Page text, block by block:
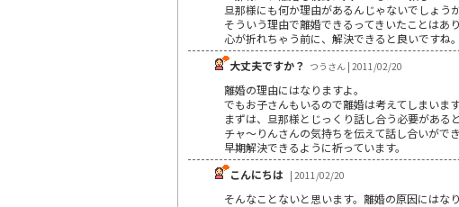
旦那様にも何か理由があるんじゃないでしょうか
そういう理由で離婚できるってきいたことはあり
心が折れちゃう前に、解決できると良いですね。
大丈夫ですか？ つうさん | 2011/02/20
離婚の理由にはなりますよ。
でもお子さんもいるので離婚は考えてしまいます
まずは、旦那様とじっくり話し合う必要があると
チャ～りんさんの気持ちを伝えて話し合いがで
早期解決できるように祈っています。
こんにちは | 2011/02/20
そんなことないと思います。離婚の原因にはな